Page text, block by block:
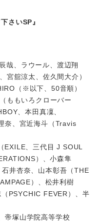
さいSP』
哉、ラウール、渡辺翔
宮舘涼太、佐久間大介）
（※以下、50音順）
ももいろクローバー
、本田真凜、
奈、宮近海斗（Travis
EXILE、三代目 J SOUL
）、小森隼
石井杏奈、山本彰吾（THE
）、松井利樹
PSYCHIC FEVER）、半
塚山学院高等学校